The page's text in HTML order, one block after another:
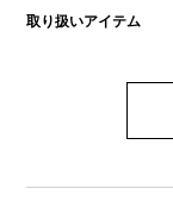
取り扱いアイテム